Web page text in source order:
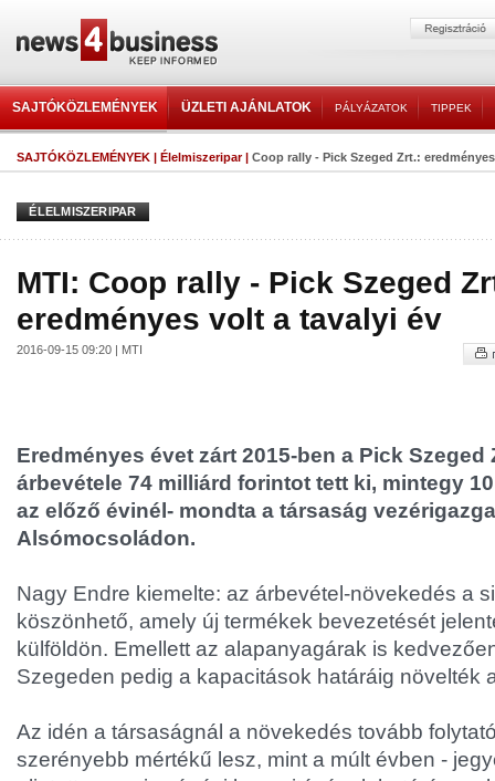
SAJTÓKÖZLEMÉNYEK ÜZLETI AJÁNLATOK PÁLYÁZATOK TIPPEK
SAJTÓKÖZLEMÉNYEK | Élelmiszeripar| Coop rally - Pick Szeged Zrt.:
ÉLELMISZERIPAR
MTI: Coop rally - Pick Szeged
eredményes volt a tavalyi év
2016-09-15 09:20 | MTI
Eredményes évet zárt 2015-ben a Pick Szeged
árbevétele 74 milliárd forintot tett ki, mintegy
az előző évinél- mondta a társaság
Alsómocsoládon.
Nagy Endre kiemelte: az árbevétel-növekedés a
köszönhető, amely új termékek bevezetését
külföldön. Emellett az alapanyagárak is
Szegeden pedig a kapacitások határáig növelték
Az idén a társaságnál a növekedés tovább
szerényebb mértékű lesz, mint a múlt évben -